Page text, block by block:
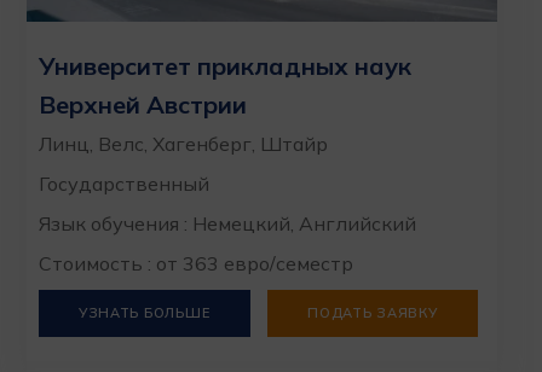
Университет прикладных наук
Верхней Австрии
Линц, Велс, Хагенберг, Штайр
Государственный
Язык обучения : Немецкий, Английский
Стоимость : от 363 евро/семестр
УЗНАТЬ БОЛЬШЕ ПОДАТЬ ЗАЯВКУ